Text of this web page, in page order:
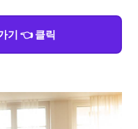
기 👈 클릭